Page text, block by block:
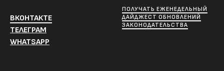
ВКОНТАКТЕ
ТЕЛЕГРАМ
WHATSAPP
ПОЛУЧАТЬ ЕЖЕНЕДЕЛЬНЫЙ
ДАЙДЖЕСТ ОБНОВЛЕНИЙ
ЗАКОНОДАТЕЛЬСТВА